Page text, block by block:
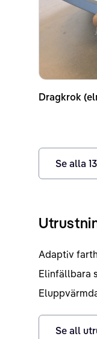
Dragkrok
Se alla 13
Adaptiv
Elinfällbara
Se all